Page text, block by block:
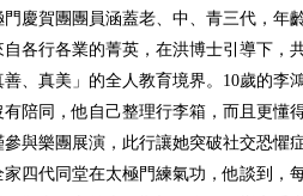
門慶賀團團員涵蓋老、中、青三代，年
自各行各業的菁英，在洪博士引導下，
善、真美」的全人教育境界。 10歲的李
有陪同，他自己整理行李箱，而且更懂
與樂團展演，此行讓她突破社交恐懼症
家四代同堂在太極門練氣功，他談到，